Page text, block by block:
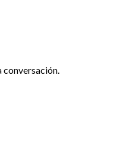
conversación.